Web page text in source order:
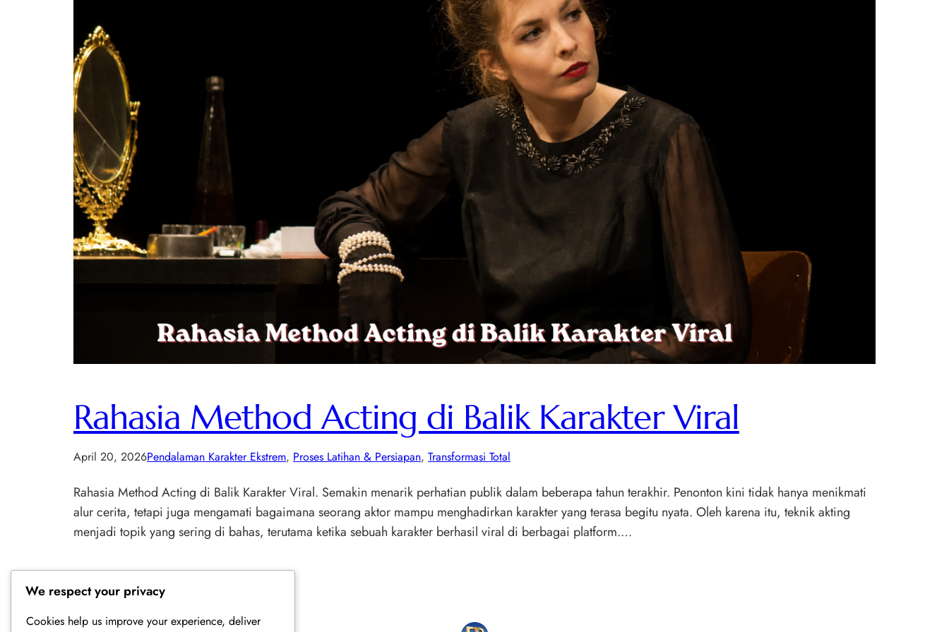
Rahasia Method Acting di Balik Karakter Viral
April 20, 2026Pendalaman Karakter Ekstrem, Proses Latihan & Persiapan, Transformasi Total
Rahasia Method Acting di Balik Karakter Viral. Semakin menarik perhatian publik dalam beberapa tahun terakhir. Penonton kini tidak hanya menikmati
alur cerita, tetapi juga mengamati bagaimana seorang aktor mampu menghadirkan karakter yang terasa begitu nyata. Oleh karena itu, teknik akting
menjadi topik yang sering di bahas, terutama ketika sebuah karakter berhasil viral di berbagai platform.…
We respect your privacy
Cookies help us improve your experience, deliver